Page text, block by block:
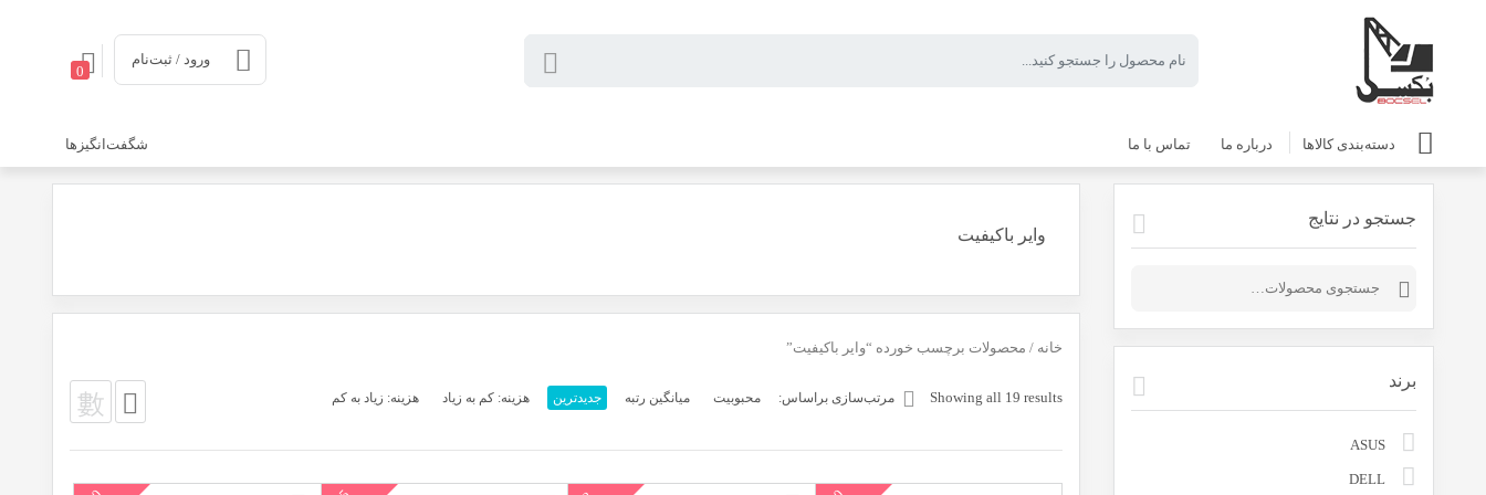
0
ورود / ثبت‌نام
دسته‌بندی کالاها درباره ما تماس با ما شگفت‌انگیزها
وایر باکیفیت
خانه / محصولات برچسب خورده “وایر باکیفیت”
Showing all 19 results
Sortedمرتب‌سازی براساس: محبوبیت میانگین رتبه جدیدترین هزینه: کم به زیاد هزینه: زیاد به کم
جستجو در نتایج
جستجو
برند
ASUS
DELL